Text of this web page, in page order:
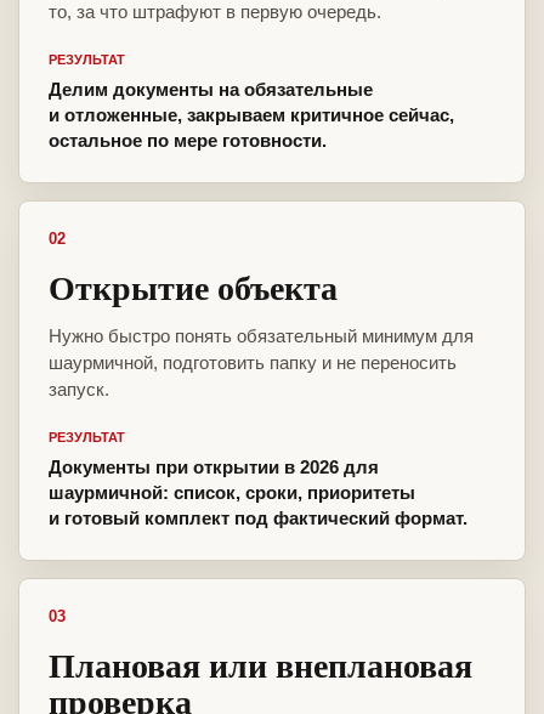
то, за что штрафуют в первую очередь.
РЕЗУЛЬТАТ
Делим документы на обязательные
и отложенные, закрываем критичное сейчас,
остальное по мере готовности.
02
Открытие объекта
Нужно быстро понять обязательный минимум для
шаурмичной, подготовить папку и не переносить
запуск.
РЕЗУЛЬТАТ
Документы при открытии в 2026 для
шаурмичной: список, сроки, приоритеты
и готовый комплект под фактический формат.
03
Плановая или внеплановая
проверка